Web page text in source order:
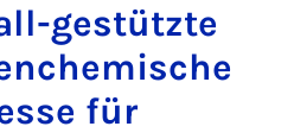
gestützte
für